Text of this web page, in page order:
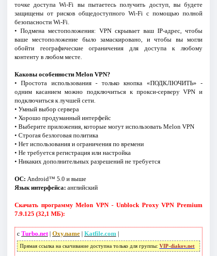
точке доступа Wi-Fi вы пытаетесь получить доступ, вы будете
защищены от рисков общедоступного Wi-Fi с помощью полной
безопасности Wi-Fi.
• Подмена местоположения: VPN скрывает ваш IP-адрес, чтобы
ваше местоположение было замаскировано, и чтобы вы могли
обойти географические ограничения для доступа к любому
контенту в любом месте.
Каковы особенности Melon VPN?
• Простота использования - только кнопка «ПОДКЛЮЧИТЬ» -
одним касанием можно подключиться к прокси-серверу VPN и
подключиться к лучшей сети.
• Умный выбор сервера
• Хорошо продуманный интерфейс
• Выберите приложения, которые могут использовать Melon VPN
• Строгая безлоговая политика
• Нет использования и ограничения по времени
• Не требуется регистрация или настройка
• Никаких дополнительных разрешений не требуется
ОС: Android™ 5.0 и выше
Язык интерфейса: английский
Скачать программу Melon VPN - Unblock Proxy VPN Premium
7.9.125 (32,1 МБ):
с Turbo.net| Oxy.name| Katfile.com|
Прямая ссылка на скачивание доступна только для группы: VIP-diakov.net